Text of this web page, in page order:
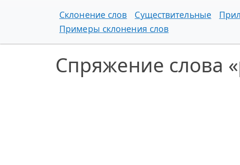
Склонение слов Существительные
Примеры склонения слов
Спряжение слова